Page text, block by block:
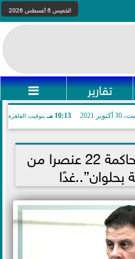
الخميس 6 أغسطس 2026
تقارير 
2021 10:13 مـ بتوقيت القاهرة
استكمال جلسات محاكمة 22 عنصرا من
بحلوان”..غدًا